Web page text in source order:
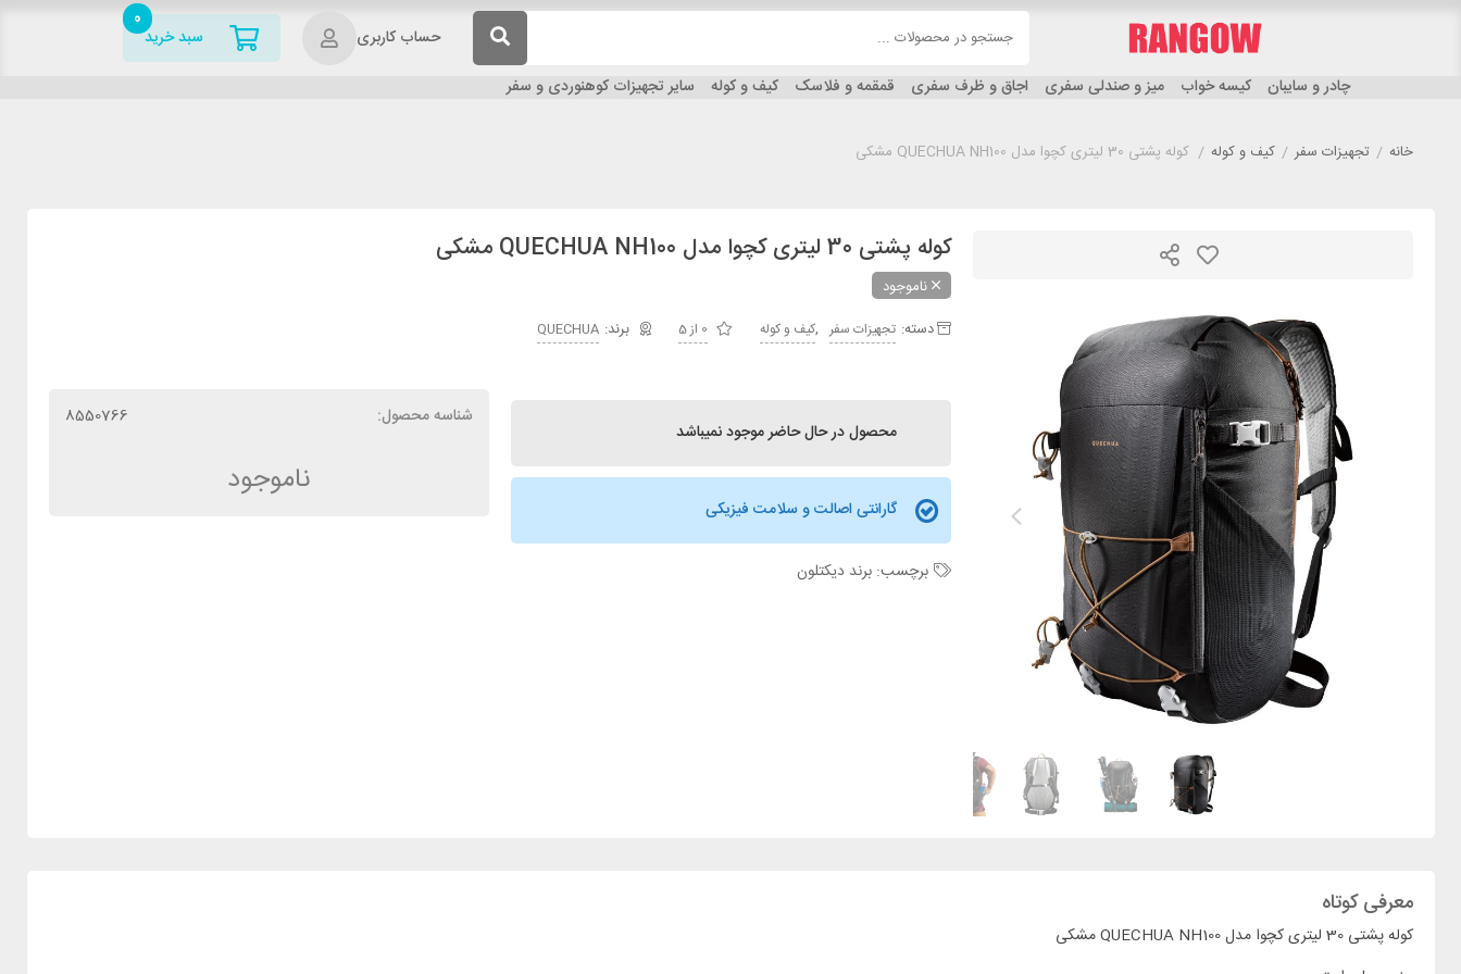
حساب کاربری سبد خرید
0
چادر و سایبان کیسه خواب میز و صندلی سفری اجاق و ظرف سفری قمقمه و فلاسک کیف و کوله سایر تجهیزات کوهنوردی و سفر
خانه / تجهیزات سفر / کیف و کوله / کوله پشتی 30 لیتری کچوا مدل QUECHUA NH100 مشکی
کوله پشتی 30 لیتری کچوا مدل QUECHUA NH100 مشکی
ناموجود
دسته: تجهیزات سفر ,کیف و کوله 0 از 5 QUECHUA
محصول در حال حاضر موجود نمیباشد
گارانتی اصالت و سلامت فیزیکی
برچسب:برند دیکتلون
شناسه محصول: 8550766
ناموجود
معرفی کوتاه
کوله پشتی 30 لیتری کچوا مدل QUECHUA NH100 مشکی